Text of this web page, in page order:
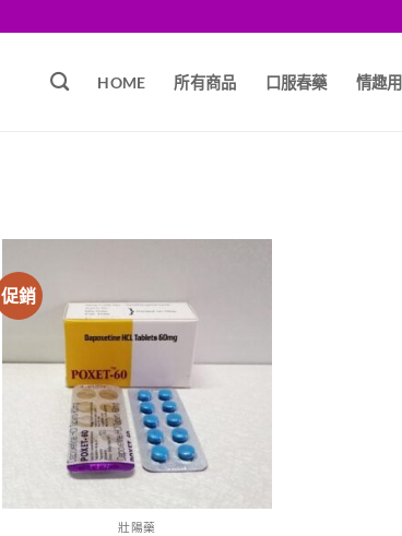
HOME 所有商品 口服春藥 情趣
促銷
壯陽藥